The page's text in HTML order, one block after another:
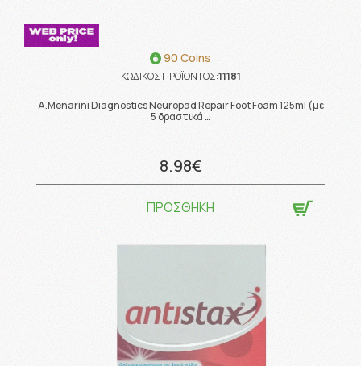
90 Coins
ΚΩΔΙΚΟΣ ΠΡΟΪΟΝΤΟΣ:11181
A.Menarini Diagnostics Neuropad Repair Foot Foam 125ml (με
5 δραστικά …
8.98€
ΠΡΟΣΘΗΚΗ